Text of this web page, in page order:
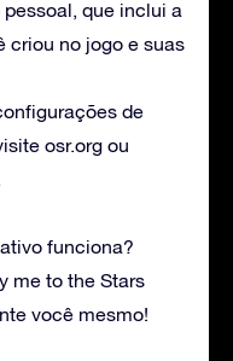
que inclui a
criou no jogo e suas
de
osr.org ou
funciona?
me to the Stars
você mesmo!